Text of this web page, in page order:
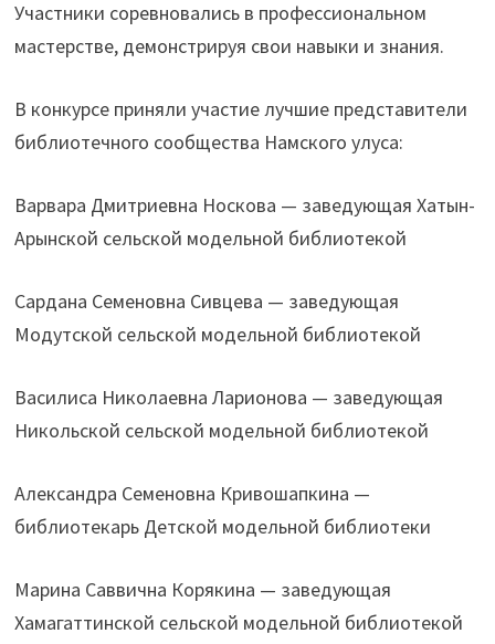
Участники соревновались в профессиональном
мастерстве, демонстрируя свои навыки и знания.
В конкурсе приняли участие лучшие представители
библиотечного сообщества Намского улуса:
Варвара Дмитриевна Носкова — заведующая Хатын-
Арынской сельской модельной библиотекой
Сардана Семеновна Сивцева — заведующая
Модутской сельской модельной библиотекой
Василиса Николаевна Ларионова — заведующая
Никольской сельской модельной библиотекой
Александра Семеновна Кривошапкина —
библиотекарь Детской модельной библиотеки
Марина Саввична Корякина — заведующая
Хамагаттинской сельской модельной библиотекой